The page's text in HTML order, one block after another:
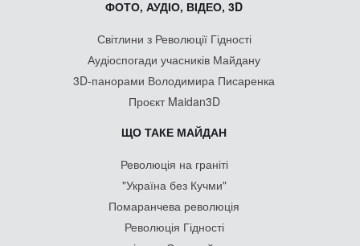
ФОТО, АУДІО, ВІДЕО, 3D
Світлини з Революції Гідності
Аудіоспогади учасників Майдану
3D-панорами Володимира Писаренка
Проєкт Maidan3D
ЩО ТАКЕ МАЙДАН
Революція на граніті
"Україна без Кучми"
Помаранчева революція
Революція Гідності